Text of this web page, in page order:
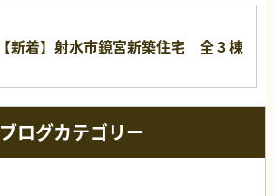
【新着】射水市鏡宮新築住宅 全３棟
ブログカテゴリー